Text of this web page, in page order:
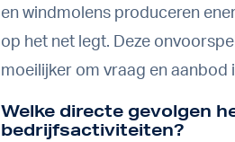
en windmolens produceren
op het net legt. Deze
moeilijker om vraag en aanbod
Welke directe gevolgen
bedrijfsactiviteiten?